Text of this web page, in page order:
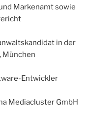
Markenamt sowie
in der
München
Entwickler
Mediacluster GmbH